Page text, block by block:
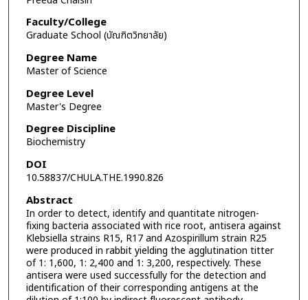
Faculty/College
Graduate School (บัณฑิตวิทยาลัย)
Degree Name
Master of Science
Degree Level
Master's Degree
Degree Discipline
Biochemistry
DOI
10.58837/CHULA.THE.1990.826
Abstract
In order to detect, identify and quantitate nitrogen-
fixing bacteria associated with rice root, antisera against
Klebsiella strains R15, R17 and Azospirillum strain R25
were produced in rabbit yielding the agglutination titter
of 1: 1,600, 1: 2,400 and 1: 3,200, respectively. These
antisera were used successfully for the detection and
identification of their corresponding antigens at the